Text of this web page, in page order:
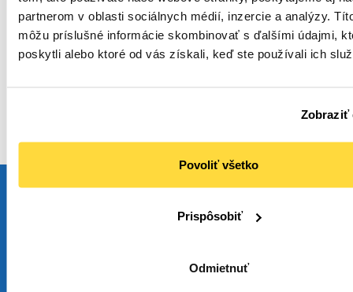
partnerom v oblasti sociálnych médií, inzercie a analýzy.
môžu príslušné informácie skombinovať s ďalšími údajmi,
poskytli alebo ktoré od vás získali, keď ste používali ich
Zobraziť
Povoliť všetko
Prispôsobiť
Odmietnuť
(2,26 €s DPH)
košíka
( ,87 € s DPH)
Do
košíka